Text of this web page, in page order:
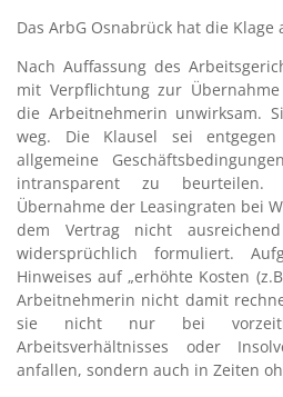
Das ArbG Osnabrück hat die Klage
Nach Auffassung des
mit Verpflichtung zur
die Arbeitnehmerin unwirksam.
weg. Die Klausel sei
allgemeine
intransparent zu
Übernahme der Leasingraten bei
dem Vertrag nicht
widersprüchlich formuliert.
Hinweises auf „erhöhte Kosten
Arbeitnehmerin nicht damit
sie nicht nur bei
Arbeitsverhältnisses oder
anfallen, sondern auch in Zeiten